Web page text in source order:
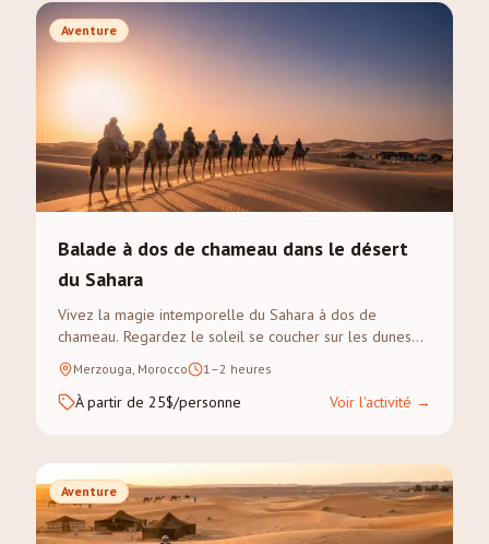
Aventure
Balade à dos de chameau dans le désert
du Sahara
Vivez la magie intemporelle du Sahara à dos de
chameau. Regardez le soleil se coucher sur les dunes
dorées de l'Erg Chebbi lors d'un trek guidé.
Merzouga, Morocco 1–2 heures
À partir de 25$/personne Voir l'activité →
Aventure